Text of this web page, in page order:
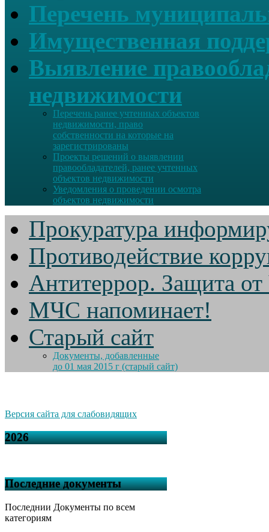
Перечень
Имущественная
Выявление
недвижимости
Перечень ранее учтенных объектов
недвижимости, право
собственности на которые на
зарегистрированы
Проекты решений о выявлении
правообладателей, ранее учтенных
объектов недвижимости
Уведомления о проведении осмотра
объектов недвижимости
Прокуратура
Противодействие
Антитеррор. Защита
МЧС напоминает!
Старый сайт
Документы, добавленные
до 01 мая 2015 г (старый сайт)
Версия сайта для слабовидящих
2026
Последние документы
Последнии Документы по всем
категориям